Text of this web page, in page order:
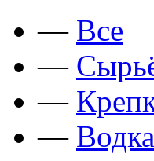
— Все
—
—
—